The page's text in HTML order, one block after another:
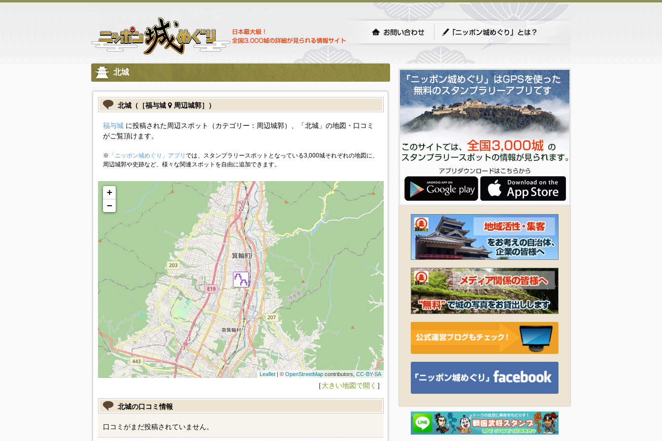
北城
北城（［福与城 周辺城郭］）
福与城に投稿された周辺スポット（カテゴリー：周辺城郭）、「北城」の地図・口コミ
がご覧頂けます。
※ 「ニッポン城めぐり」アプリ では、スタンプラリースポットとなっている3,000城それぞれの地図に、
周辺城郭や史跡など、様々な関連スポットを自由に追加できます。
+
−
Leaflet| © OpenStreetMapcontributors, CC-BY-SA
［大きい地図で開く ］
北城の口コミ情報
口コミがまだ投稿されていません。